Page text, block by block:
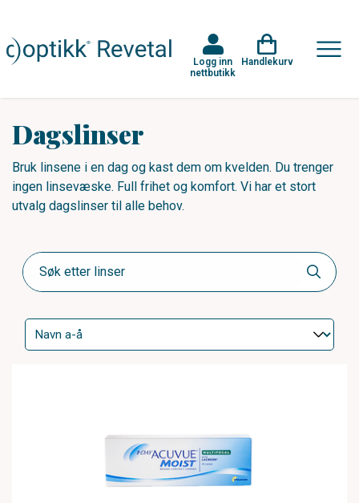
Logg inn
nettbutikk
Handlekurv
Dagslinser
Bruk linsene i en dag og kast dem om kvelden. Du trenger
ingen linsevæske. Full frihet og komfort. Vi har et stort
utvalg dagslinser til alle behov.